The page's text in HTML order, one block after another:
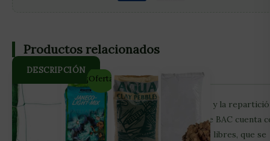
DESCRIPCIÓN
Amino Complex de BAC, estimula la circulación y la
de nutrientes de la planta El Amino Complex de BAC cuenta
una concentración muy elevada de aminoácidos libres, que se
Productos relacionados
¡Oferta!